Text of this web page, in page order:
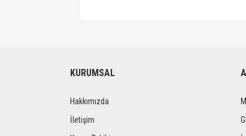
KURUMSAL
Hakkımızda
İletişim